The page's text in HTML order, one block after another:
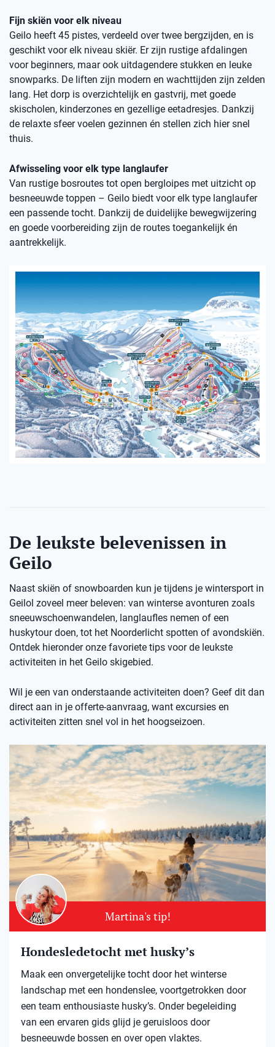
Fijn skiën voor elk niveau
Geilo heeft 45 pistes, verdeeld over twee bergzijden, en is
geschikt voor elk niveau skiër. Er zijn rustige afdalingen
voor beginners, maar ook uitdagendere stukken en leuke
snowparks. De liften zijn modern en wachttijden zijn zelden
lang. Het dorp is overzichtelijk en gastvrij, met goede
skischolen, kinderzones en gezellige eetadresjes. Dankzij
de relaxte sfeer voelen gezinnen én stellen zich hier snel
thuis.
Afwisseling voor elk type langlaufer
Van rustige bosroutes tot open bergloipes met uitzicht op
besneeuwde toppen – Geilo biedt voor elk type langlaufer
een passende tocht. Dankzij de duidelijke bewegwijzering
en goede voorbereiding zijn de routes toegankelijk én
aantrekkelijk.
De leukste belevenissen in
Geilo
Naast skiën of snowboarden kun je tijdens je wintersport in
Geilol zoveel meer beleven: van winterse avonturen zoals
sneeuwschoenwandelen, langlaufles nemen of een
huskytour doen, tot het Noorderlicht spotten of avondskiën.
Ontdek hieronder onze favoriete tips voor de leukste
activiteiten in het Geilo skigebied.
Wil je een van onderstaande activiteiten doen? Geef dit dan
direct aan in je offerte-aanvraag, want excursies en
activiteiten zitten snel vol in het hoogseizoen.
Martina's tip!
Hondesledetocht met husky’s
Maak een onvergetelijke tocht door het winterse
landschap met een hondenslee, voortgetrokken door
een team enthousiaste husky’s. Onder begeleiding
van een ervaren gids glijd je geruisloos door
besneeuwde bossen en over open vlaktes.